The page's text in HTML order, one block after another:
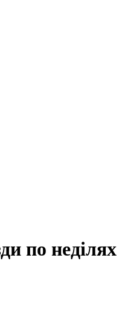
по неділях